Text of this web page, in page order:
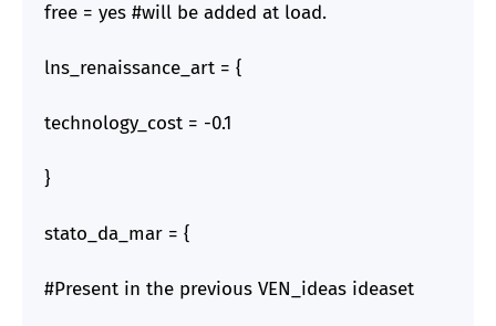
free = yes #will be added at load.
lns_renaissance_art = {
technology_cost = -0.1
}
stato_da_mar = {
#Present in the previous VEN_ideas ideaset